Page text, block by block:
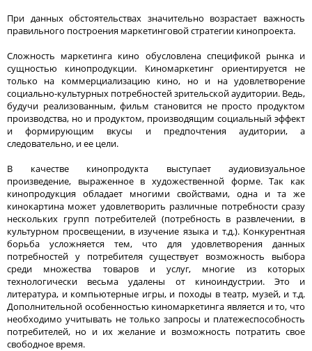
При данных обстоятельствах значительно возрастает важность
правильного построения маркетинговой стратегии кинопроекта.
Сложность маркетинга кино обусловлена спецификой рынка и
сущностью кинопродукции. Киномаркетинг ориентируется не
только на коммерциализацию кино, но и на удовлетворение
социально-культурных потребностей зрительской аудитории. Ведь,
будучи реализованным, фильм становится не просто продуктом
производства, но и продуктом, производящим социальный эффект
и формирующим вкусы и предпочтения аудитории, а
следовательно, и ее цели.
В качестве кинопродукта выступает аудиовизуальное
произведение, выраженное в художественной форме. Так как
кинопродукция обладает многими свойствами, одна и та же
кинокартина может удовлетворить различные потребности сразу
нескольких групп потребителей (потребность в развлечении, в
культурном просвещении, в изучение языка и т.д.). Конкурентная
борьба усложняется тем, что для удовлетворения данных
потребностей у потребителя существует возможность выбора
среди множества товаров и услуг, многие из которых
технологически весьма удалены от киноиндустрии. Это и
литература, и компьютерные игры, и походы в театр, музей, и т.д.
Дополнительной особенностью киномаркетинга является и то, что
необходимо учитывать не только запросы и платежеспособность
потребителей, но и их желание и возможность потратить свое
свободное время.